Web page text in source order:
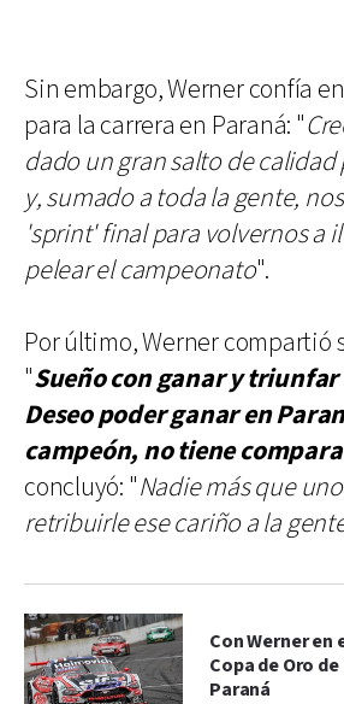
Sin embargo, Werner confía
para la carrera en Paraná: "
dado un gran salto de calidad
y, sumado a toda la gente,
'sprint' final para volvernos a
pelear el campeonato".
Por último, Werner compartió
"Sueño con ganar y
Deseo poder ganar en
campeón, no tiene
concluyó: "Nadie más que
retribuirle ese cariño a la
Con Werner en
Copa de Oro
Paraná